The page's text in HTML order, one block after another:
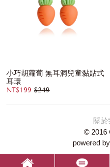
小巧胡蘿蔔 無耳洞兒童黏貼式
耳環
NT$199 $249
關於
© 2016
powered by